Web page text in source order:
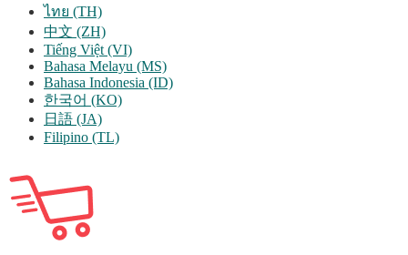
ไทย (TH)
中文 (ZH)
Tiếng Việt (VI)
Bahasa Melayu (MS)
Bahasa Indonesia (ID)
한국어 (KO)
日語 (JA)
Filipino (TL)